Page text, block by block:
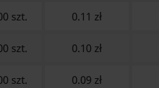
szt. 0.11 zł
szt. 0.10 zł
szt. 0.09 zł